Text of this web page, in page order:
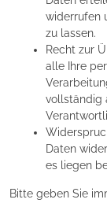
widerrufen
zu lassen.
Recht zur
alle Ihre
vollständig
Daten
es liegen
Bitte geben Sie